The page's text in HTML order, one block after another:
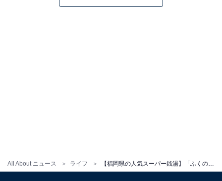
All About ニュース ライフ
ス停下車。あるいはJR博多南線「博多南駅」より西鉄バ
営業時間